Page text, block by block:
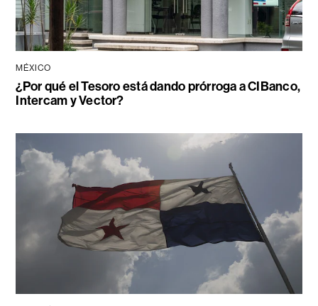
MÉXICO
¿Por qué el Tesoro está dando prórroga a CIBanco,
Intercam y Vector?